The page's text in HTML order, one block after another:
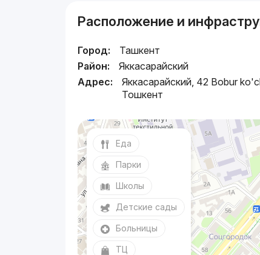
Расположение и
Город:
Ташкент
Район:
Яккасарайский
Адрес:
Яккасарайский, 42 Bobur
Тошкент
Еда
Парки
Школы
Детские сады
Больницы
ТЦ